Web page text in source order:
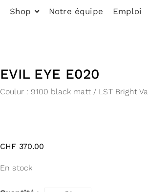
Shop Notre équipe Emploi
EVIL EYE E020
Coulur : 9100 black matt / LST Bright
CHF 370.00
En stock